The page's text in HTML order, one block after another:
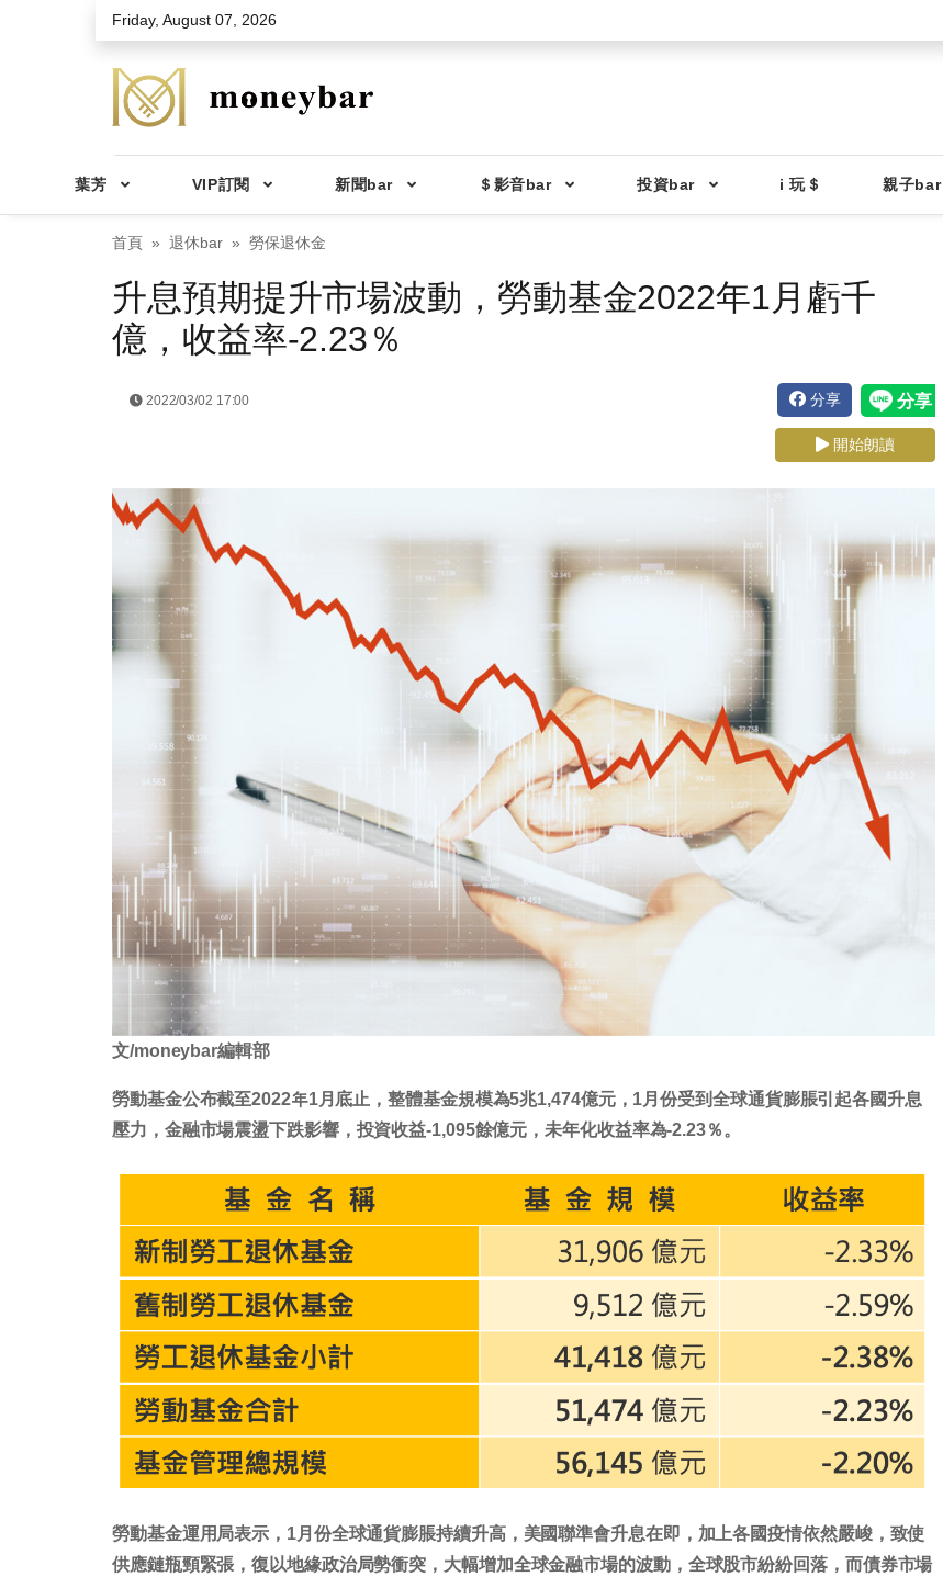
Skip to main contentFriday, August 07, 2026
葉芳 VIP訂閱 新聞bar ＄影音bar 投資bar i 玩＄ 親子bar
首頁 退休bar 勞保退休金
升息預期提升市場波動，勞動基金2022年1月虧千
億，收益率-2.23％
2022/03/02 17:00 分享
開始朗讀
文/moneybar編輯部
勞動基金公布截至2022年1月底止，整體基金規模為5兆1,474億元，1月份受到全球通貨膨脹引起各國升息
壓力，金融市場震盪下跌影響，投資收益-1,095餘億元，未年化收益率為-2.23％。
勞動基金運用局表示，1月份全球通貨膨脹持續升高，美國聯準會升息在即，加上各國疫情依然嚴峻，致使
供應鏈瓶頸緊張，復以地緣政治局勢衝突，大幅增加全球金融市場的波動，全球股市紛紛回落，而債券市場